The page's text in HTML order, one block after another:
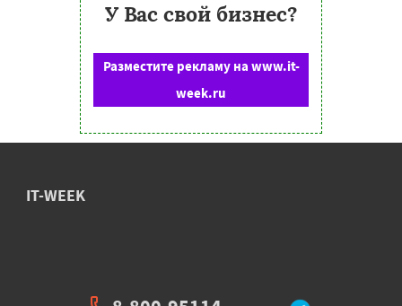
У Вас свой бизнес?
Разместите рекламу на www.it-
week.ru
IT-WEEK